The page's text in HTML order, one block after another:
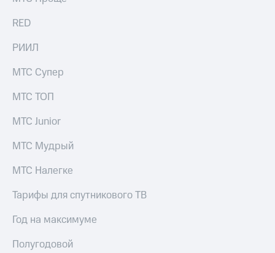
RED
РИИЛ
МТС Супер
МТС ТОП
МТС Junior
МТС Мудрый
МТС Налегке
Тарифы для спутникового ТВ
Год на максимуме
Полугодовой